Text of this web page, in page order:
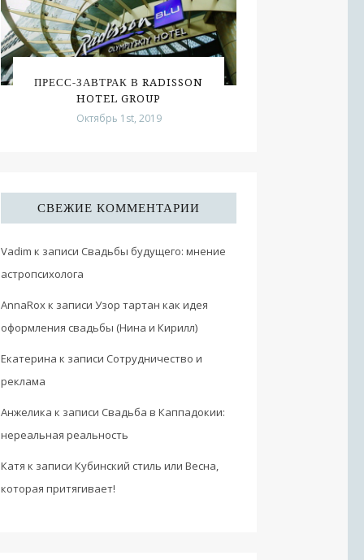
ПРЕСС-ЗАВТРАК В RADISSON
HOTEL GROUP
Октябрь 1st, 2019
СВЕЖИЕ КОММЕНТАРИИ
Vadim к записи Свадьбы будущего: мнение
астропсихолога
AnnaRoxк записи Узор тартан как идея
оформления свадьбы (Нина и Кирилл)
Екатерина к записи Сотрудничество и
реклама
Анжелика к записи Свадьба в Каппадокии:
нереальная реальность
Катя к записи Кубинский стиль или Весна,
которая притягивает!